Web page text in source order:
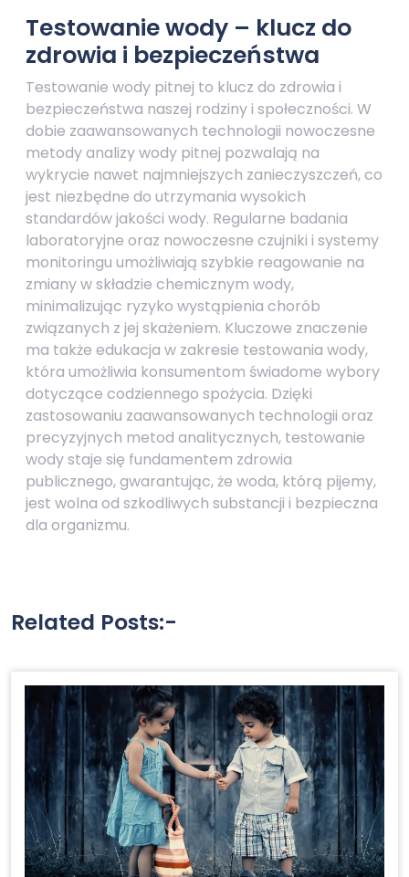
Testowanie wody – klucz do
zdrowia i bezpieczeństwa
Testowanie wody pitnej to klucz do zdrowia i
bezpieczeństwa naszej rodziny i społeczności. W
dobie zaawansowanych technologii nowoczesne
metody analizy wody pitnej pozwalają na
wykrycie nawet najmniejszych zanieczyszczeń, co
jest niezbędne do utrzymania wysokich
standardów jakości wody. Regularne badania
laboratoryjne oraz nowoczesne czujniki i systemy
monitoringu umożliwiają szybkie reagowanie na
zmiany w składzie chemicznym wody,
minimalizując ryzyko wystąpienia chorób
związanych z jej skażeniem. Kluczowe znaczenie
ma także edukacja w zakresie testowania wody,
która umożliwia konsumentom świadome wybory
dotyczące codziennego spożycia. Dzięki
zastosowaniu zaawansowanych technologii oraz
precyzyjnych metod analitycznych, testowanie
wody staje się fundamentem zdrowia
publicznego, gwarantując, że woda, którą pijemy,
jest wolna od szkodliwych substancji i bezpieczna
dla organizmu.
Related Posts:-